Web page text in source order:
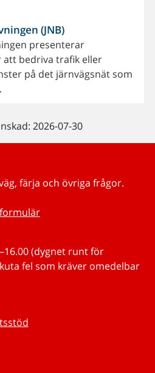
(JNB)
presenterar
bedriva trafik eller
på det järnvägsnät som
2026-07-30
färja och övriga frågor.
(dygnet runt för
fel som kräver omedelbar